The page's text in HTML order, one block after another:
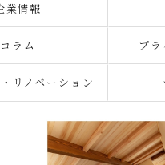
業情報
コラム プ
リノベーション